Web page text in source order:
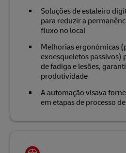
Soluções de estaleiro
para reduzir a
fluxo no local
Melhorias ergonómicas
exoesqueletos passivos)
de fadiga e lesões,
produtividade
A automação visava
em etapas de processo